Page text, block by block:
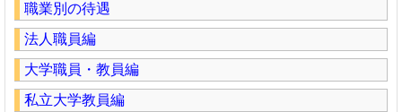
職業別の待遇
法人職員編
大学職員・教員編
私立大学教員編